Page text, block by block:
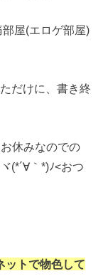
屋(エロゲ部屋)
だけに、書き終
休みなのでの
(*´∀｀*)ﾉ<おつ
ットで物色して